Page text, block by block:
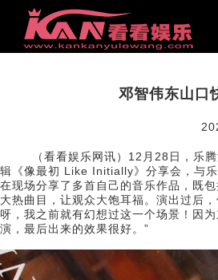
邓智伟东山口
（看看娱乐网讯）12月28日，乐腾
辑《像最初 Like Initially》分享会，与
在现场分享了多首自己的音乐作品，既
大热曲目，让观众大饱耳福。演出过后
呀，我之前就有幻想过这一个场景！因
演，最后出来的效果很好。”